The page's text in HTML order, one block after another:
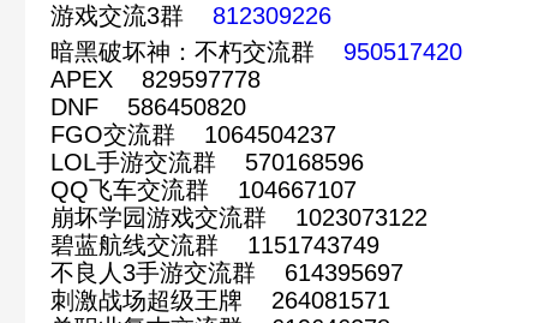
游戏交流3群 812309226
暗黑破坏神：不朽交流群 950517420
APEX 829597778
DNF 586450820
FGO交流群 1064504237
LOL手游交流群 570168596
QQ飞车交流群 104667107
崩坏学园游戏交流群 1023073122
碧蓝航线交流群 1151743749
不良人3手游交流群 614395697
刺激战场超级王牌 264081571